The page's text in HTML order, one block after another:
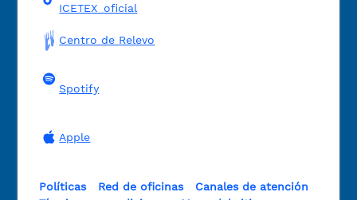
ICETEX_oficial
Centro de Relevo
Spotify
Apple
Políticas Red de oficinas
Canales de atención